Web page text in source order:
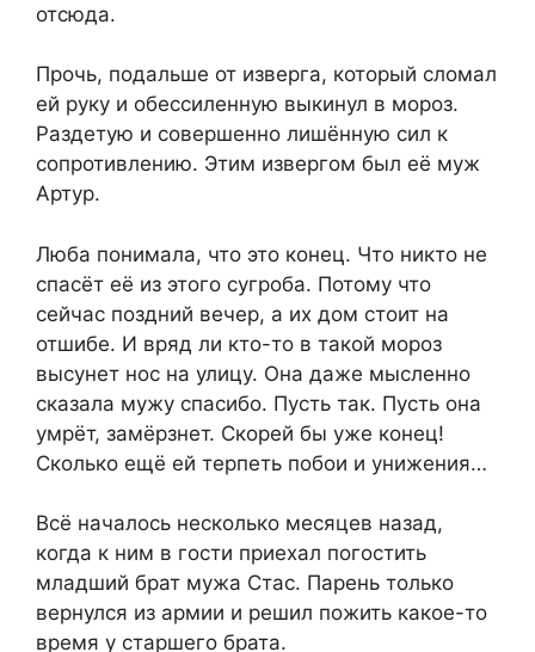
отсюда.
Прочь, подальше от изверга, который сломал
ей руку и обессиленную выкинул в мороз.
Раздетую и совершенно лишённую сил к
сопротивлению. Этим извергом был её муж
Артур.
Люба понимала, что это конец. Что никто не
спасёт её из этого сугроба. Потому что
сейчас поздний вечер, а их дом стоит на
отшибе. И вряд ли кто-то в такой мороз
высунет нос на улицу. Она даже мысленно
сказала мужу спасибо. Пусть так. Пусть она
умрёт, замёрзнет. Скорей бы уже конец!
Сколько ещё ей терпеть побои и унижения…
Всё началось несколько месяцев назад,
когда к ним в гости приехал погостить
младший брат мужа Стас. Парень только
вернулся из армии и решил пожить какое-то
время у старшего брата.